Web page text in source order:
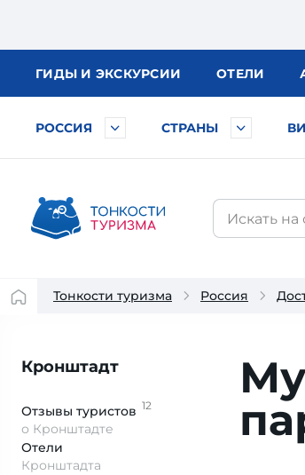
ГИДЫ И ЭКСКУРСИИ ОТЕЛИ
РОССИЯ СТРАНЫ
Тонкости туризма Россия
Кронштадт
Отзывы туристов 12
о Кронштадте
Отели
Кронштадта